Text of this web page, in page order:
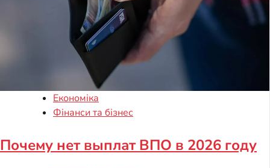
Економіка
Фінанси та бізнес
Почему нет выплат ВПО в 2026 году